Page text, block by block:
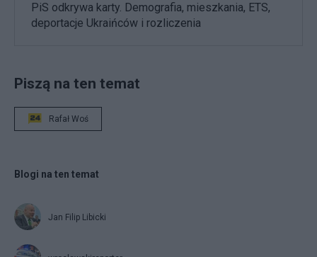
PiS odkrywa karty. Demografia, mieszkania, ETS,
deportacje Ukraińców i rozliczenia
Piszą na ten temat
Rafał Woś
Blogi na ten temat
Jan Filip Libicki